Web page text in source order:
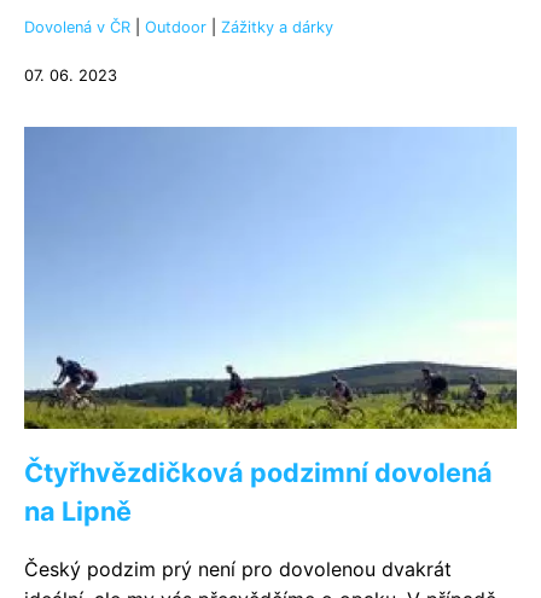
Dovolená v ČR Outdoor Zážitky a dárky
07. 06. 2023
Čtyřhvězdičková podzimní dovolená
na Lipně
Český podzim prý není pro dovolenou dvakrát